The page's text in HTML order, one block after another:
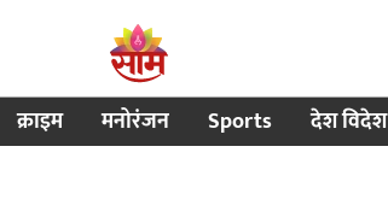
क्राइम मनोरंजन Sports देश विदेश